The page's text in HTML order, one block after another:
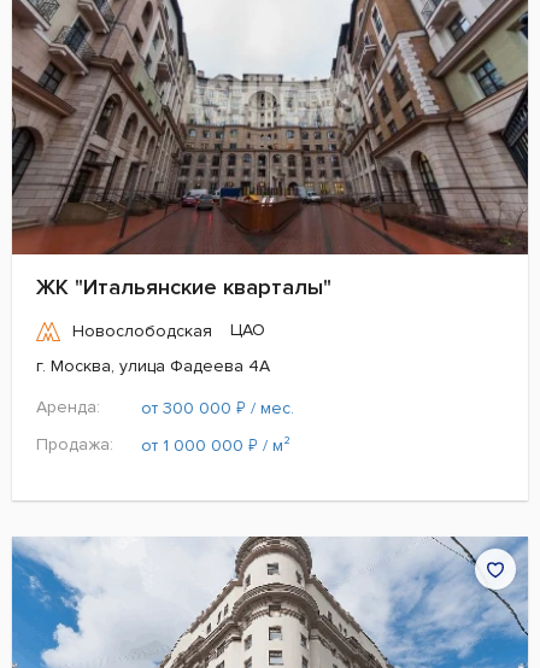
ЖК "Итальянские кварталы"
Новослободская
ЦАО
г. Москва, улица Фадеева 4А
Аренда:
от 300 000 ₽ / мес.
Продажа:
от 1 000 000 ₽ / м²